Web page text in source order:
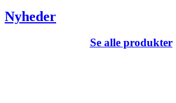
Nyheder
Se alle produkter